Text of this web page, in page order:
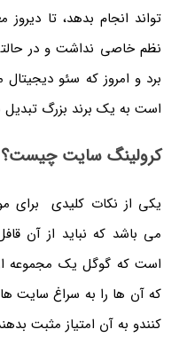
تواند انجام بدهد، تا
نظم خاصی نداشت و در
برد و امروز که سئو دیجیتال
است به یک برند بزرگ
کرولینگ سایت چیست؟
یکی از نکات کلیدی برای
است که گوگل یک مجموعه از
که آن ها را به سراغ سایت
کنندو به آن امتیاز مثبت